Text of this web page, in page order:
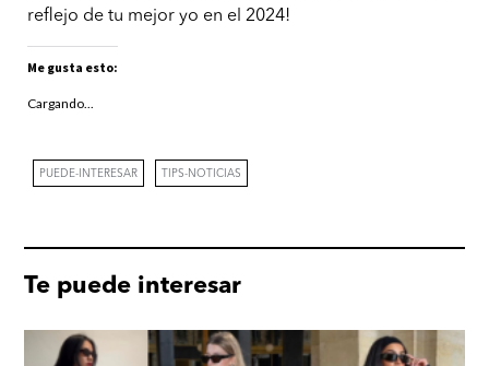
reflejo de tu mejor yo en el 2024!
Me gusta esto:
Cargando...
PUEDE-INTERESAR TIPS-NOTICIAS
Te puede interesar